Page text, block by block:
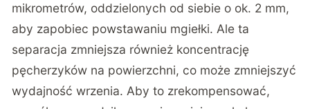
mikrometrów, oddzielonych od siebie o ok. 2 mm,
aby zapobiec powstawaniu mgiełki. Ale ta
separacja zmniejsza również koncentrację
pęcherzyków na powierzchni, co może zmniejszyć
wydajność wrzenia. Aby to zrekompensować,